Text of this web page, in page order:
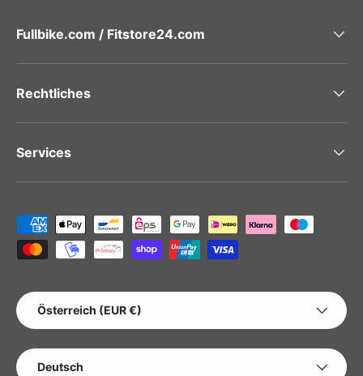
Fullbike.com / Fitstore24.com
Rechtliches
Services
Zahlungsmethoden
LAND/REGION
Österreich (EUR €)
SPRACHE
Deutsch